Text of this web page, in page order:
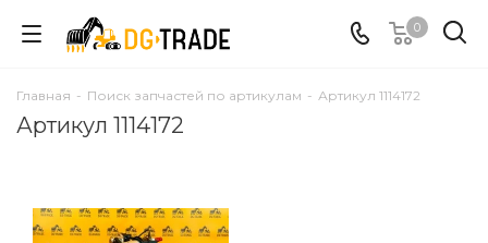
0
Главная - Поиск запчастей по артикулам - Артикул 1114172
Артикул 1114172